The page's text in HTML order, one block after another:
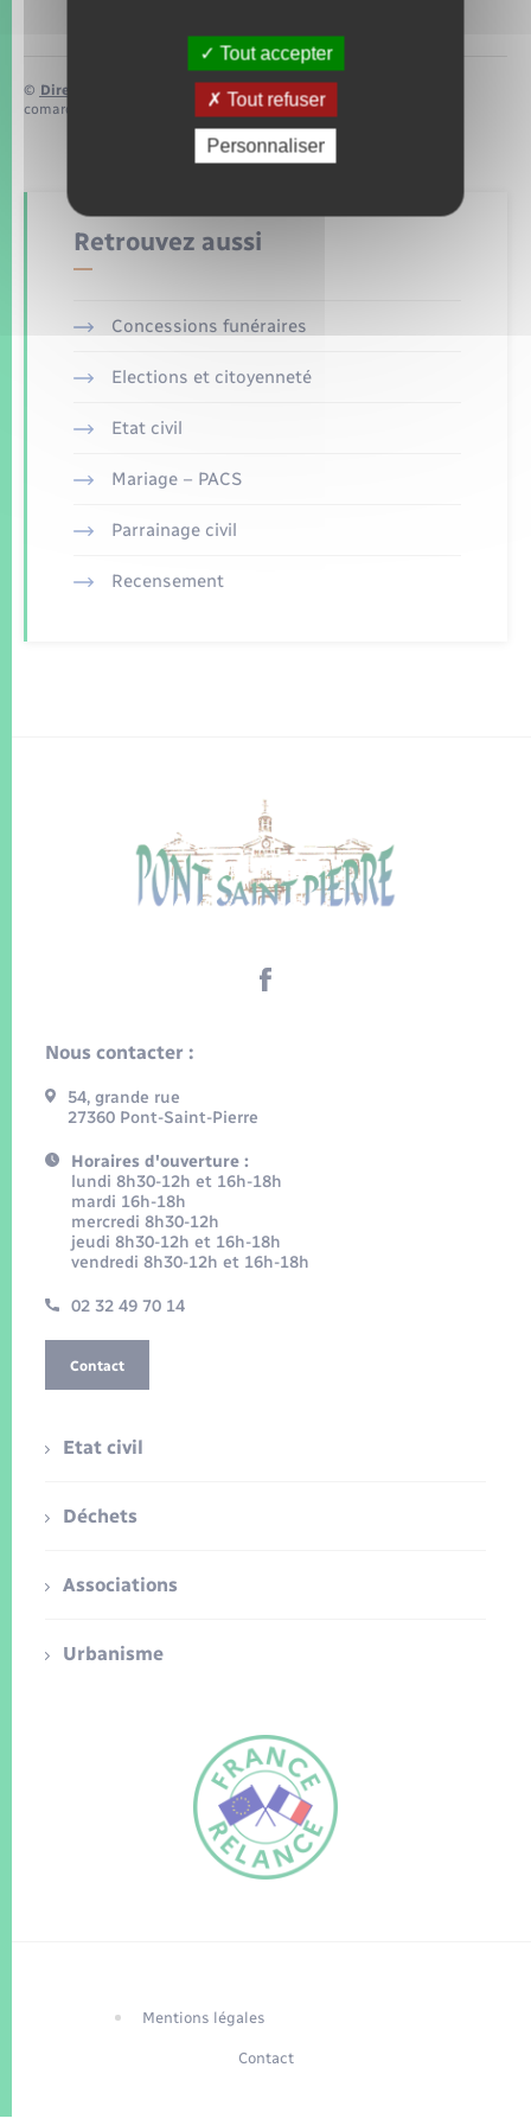
© Direction de l’information légale et administrative
comarquage developpé par baseo.io
Retrouvez aussi
Concessions funéraires
Elections et citoyenneté
Etat civil
Mariage – PACS
Parrainage civil
Recensement
Nous contacter :
54, grande rue
27360 Pont-Saint-Pierre
Horaires d'ouverture :
lundi 8h30-12h et 16h-18h
mardi 16h-18h
mercredi 8h30-12h
jeudi 8h30-12h et 16h-18h
vendredi 8h30-12h et 16h-18h
02 32 49 70 14
Contact
Etat civil
Déchets
Associations
Urbanisme
Mentions légales
Contact
Tout accepter
Tout refuser
Personnaliser